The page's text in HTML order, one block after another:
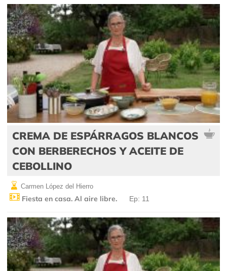
CREMA DE ESPÁRRAGOS BLANCOS
CON BERBERECHOS Y ACEITE DE
CEBOLLINO
Carmen López del Hierro
Fiesta en casa. Al aire libre. Ep: 11